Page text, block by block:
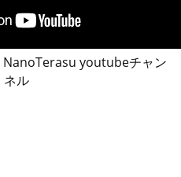
youtubeチャン
ネル